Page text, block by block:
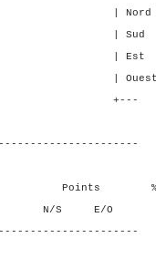
- -
- -
- 2
- 2
Points %
O N/